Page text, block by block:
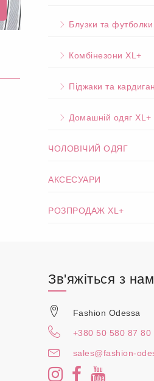
Блузки та
Комбінезони XL+
Піджаки та
Домашній одяг XL+
ЧОЛОВІЧИЙ ОДЯГ
АКСЕСУАРИ
РОЗПРОДАЖ XL+
Зв'яжіться з
Fashion Odessa
+380 50 580 87 80
sales@fashion-